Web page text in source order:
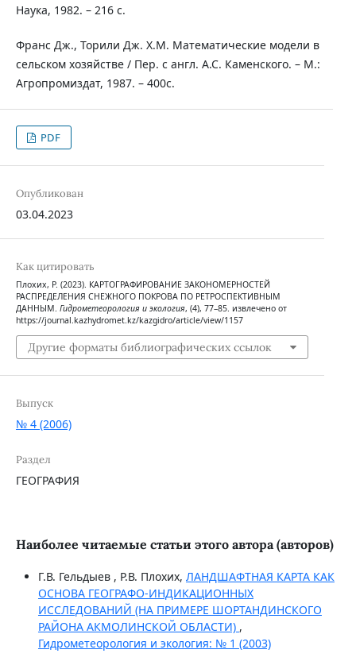
Наука, 1982. – 216 с.
Франс Дж., Торили Дж. Х.М. Математические модели в
сельском хозяйстве / Пер. с англ. А.С. Каменского. – М.:
Агропромиздат, 1987. – 400с.
PDF
Опубликован
03.04.2023
Как цитировать
Плохих, Р. (2023). КАРТОГРАФИРОВАНИЕ ЗАКОНОМЕРНОСТЕЙ
РАСПРЕДЕЛЕНИЯ СНЕЖНОГО ПОКРОВА ПО РЕТРОСПЕКТИВНЫМ
ДАННЫМ. Гидрометеорология и экология, (4), 77–85. извлечено от
https://journal.kazhydromet.kz/kazgidro/article/view/1157
Другие форматы библиографических ссылок
Выпуск
№ 4 (2006)
Раздел
ГЕОГРАФИЯ
Наиболее читаемые статьи этого автора (авторов)
Г.В. Гельдыев , Р.В. Плохих, ЛАНДШАФТНАЯ КАРТА КАК
ОСНОВА ГЕОГРАФО-ИНДИКАЦИОННЫХ
ИССЛЕДОВАНИЙ (НА ПРИМЕРЕ ШОРТАНДИНСКОГО
РАЙОНА АКМОЛИНСКОЙ ОБЛАСТИ) ,
Гидрометеорология и экология: № 1 (2003)